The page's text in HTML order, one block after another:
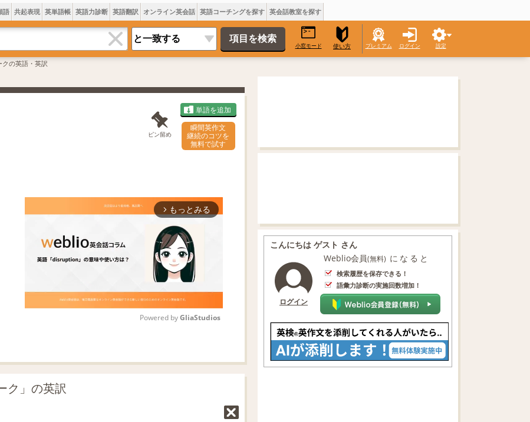
語 共起表現 英単語帳 英語力診断 英語翻訳 オンライン英会話 英語コーチングを探す 英会話教室を探す
小窓モード 使い方 プレミアム ログイン 設定
クの英語・英訳
ピン留め
単語を追加
瞬間英作文
継続のコツを
無料で試す
arrow_forward_ios もっとみる
Powered by GliaStudios
ク」の英訳
こんにちは ゲスト さん
ログイン
Weblio会員(無料) になると
検索履歴を保存できる！
語彙力診断の実施回数増加！